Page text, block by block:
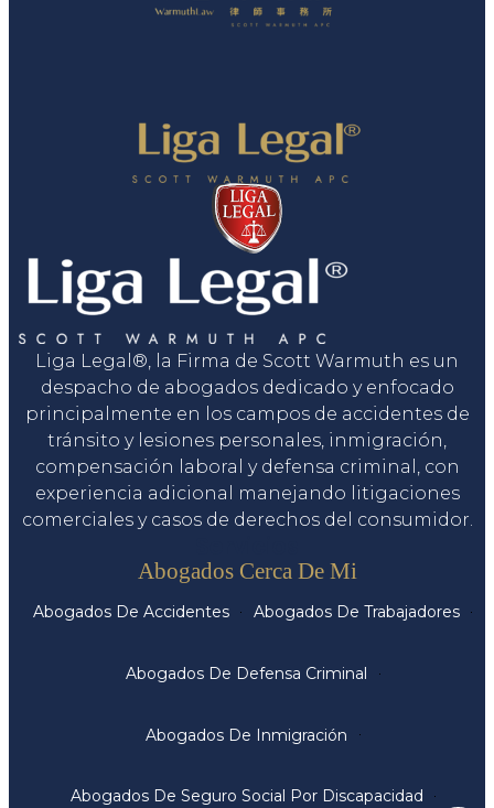
Liga Legal®, la Firma de Scott Warmuth es un
despacho de abogados dedicado y enfocado
principalmente en los campos de accidentes de
tránsito y lesiones personales, inmigración,
compensación laboral y defensa criminal, con
experiencia adicional manejando litigaciones
comerciales y casos de derechos del consumidor.
Abogados Cerca De Mi
Abogados De Accidentes Abogados De Trabajadores
Abogados De Defensa Criminal
Abogados De Inmigración
Abogados De Seguro Social Por Discapacidad